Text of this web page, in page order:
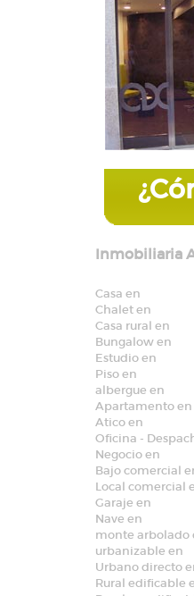
Inmobiliaria
Casa en
Chalet en
Casa rural en
Bungalow en
Estudio en
Piso en
albergue en
Apartamento en
Atico en
Oficina -
Negocio en
Bajo comercial
Local comercial
Garaje en
Nave en
monte arbolado
urbanizable en
Urbano directo
Rural edificable